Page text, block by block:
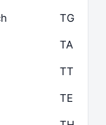
TG
TA
TT
TE